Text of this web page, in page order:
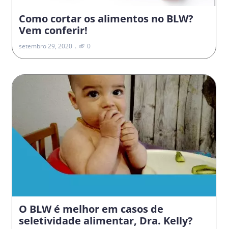
Como cortar os alimentos no BLW?
Vem conferir!
setembro 29, 2020 0
O BLW é melhor em casos de
seletividade alimentar, Dra. Kelly?